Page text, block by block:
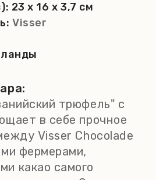
23 x 16 x 3,7 см
Visser
трюфель" с
в себе прочное
Visser Chocolade
фермерами,
какао самого